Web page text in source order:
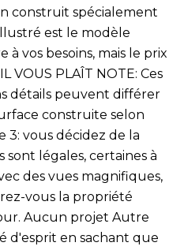
construit spécialement
est le modèle
vos besoins, mais le prix
VOUS PLAÎT NOTE: Ces
détails peuvent différer
construite selon
3: vous décidez de la
légales, certaines à
des vues magnifiques,
vous la propriété
Aucun projet Autre
d'esprit en sachant que